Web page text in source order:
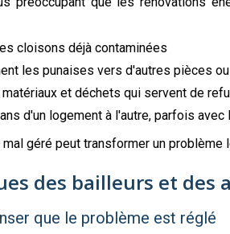
cloisons déjà contaminées
les punaises vers d'autres pièces
et déchets qui servent de
d'un logement à l'autre, parfois
mal géré peut transformer un
des bailleurs et des
que le problème est réglé